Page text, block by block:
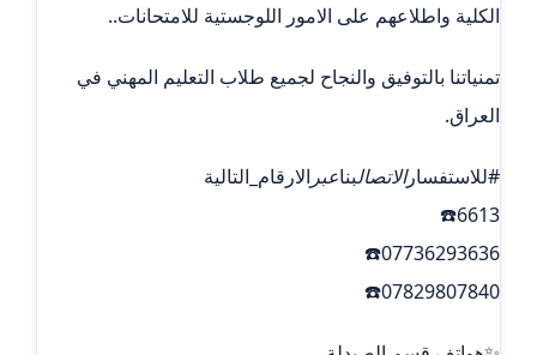
الكلية واطلاعهم على الامور اللوجستية للامتحانات..
تمنياتنا بالتوفيق والنجاح لجميع طلاب التعليم المهني في
العراق.
#للاستفسارالاتصالبناعبر الارقام_التالية
6613☎️
07736293636☎️
07829807840☎️